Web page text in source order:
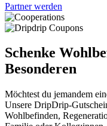
Partner werden
Schenke
Besonderen
Möchtest du jemandem
Unsere DripDrip-
Wohlbefinden,